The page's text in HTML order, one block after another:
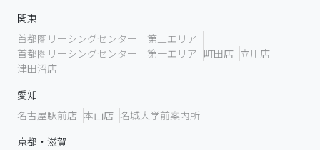
関東
首都圏リーシングセンター 第二エリア
首都圏リーシングセンター 第一エリア 町田店 立川店
津田沼店
愛知
名古屋駅前店 本山店 名城大学前案内所
京都・滋賀